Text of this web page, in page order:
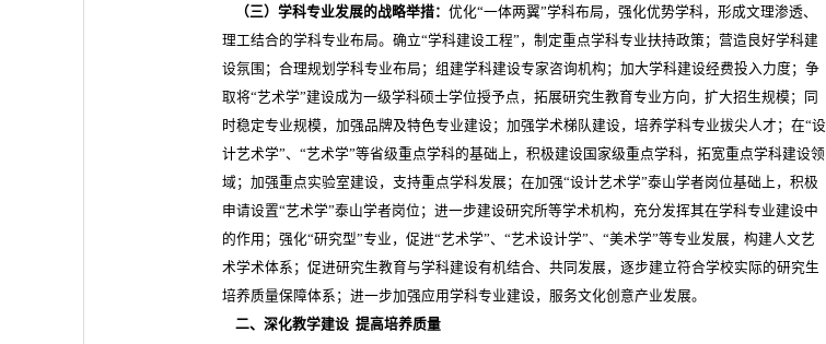
（三）学科专业发展的战略举措：优化“一体两翼”学科布局，强化优势学科，形成文理渗透、
理工结合的学科专业布局。确立“学科建设工程”，制定重点学科专业扶持政策；营造良好学科建
设氛围；合理规划学科专业布局；组建学科建设专家咨询机构；加大学科建设经费投入力度；争
取将“艺术学”建设成为一级学科硕士学位授予点，拓展研究生教育专业方向，扩大招生规模；同
时稳定专业规模，加强品牌及特色专业建设；加强学术梯队建设，培养学科专业拔尖人才；在“设
计艺术学”、“艺术学”等省级重点学科的基础上，积极建设国家级重点学科，拓宽重点学科建设领
域；加强重点实验室建设，支持重点学科发展；在加强“设计艺术学”泰山学者岗位基础上，积极
申请设置“艺术学”泰山学者岗位；进一步建设研究所等学术机构，充分发挥其在学科专业建设中
的作用；强化“研究型”专业，促进“艺术学”、“艺术设计学”、“美术学”等专业发展，构建人文艺
术学术体系；促进研究生教育与学科建设有机结合、共同发展，逐步建立符合学校实际的研究生
培养质量保障体系；进一步加强应用学科专业建设，服务文化创意产业发展。
二、深化教学建设 提高培养质量